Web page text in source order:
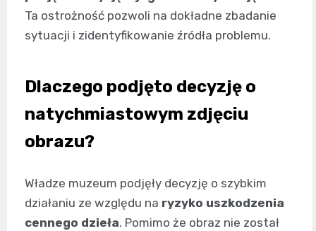
Ta ostrożność pozwoli na dokładne zbadanie
sytuacji i zidentyfikowanie źródła problemu.
Dlaczego podjęto decyzję o
natychmiastowym zdjęciu
obrazu?
Władze muzeum podjęły decyzję o szybkim
działaniu ze względu na ryzyko uszkodzenia
cennego dzieła. Pomimo że obraz nie został